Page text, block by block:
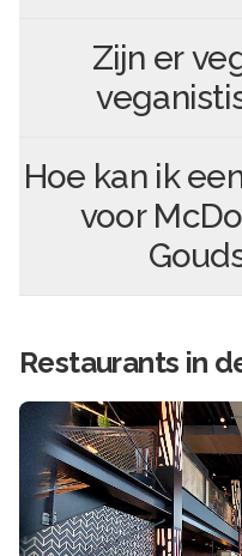
Zijn er
Hoe kan ik
voor
Restaurants in